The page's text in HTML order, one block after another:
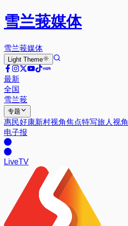
雪兰莪媒体
雪兰莪媒体
Light Theme
最新
全国
雪兰莪
专题
惠民好康新村视角焦点特写旅人视角
电子报
LiveTV